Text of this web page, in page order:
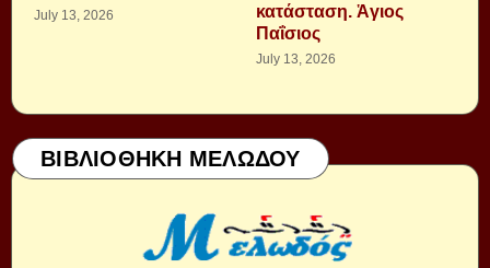
July 13, 2026
κατάσταση. Ἁγιος
Παΐσιος
July 13, 2026
ΒΙΒΛΙΟΘΗΚΗ ΜΕΛΩΔΟΥ